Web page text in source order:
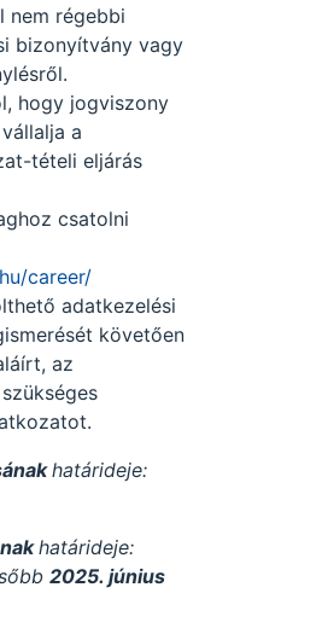
nem régebbi
bizonyítvány vagy
hogy jogviszony
a
tételi eljárás
csatolni
career/
adatkezelési
követően
az
határideje:
határideje:
2025. június